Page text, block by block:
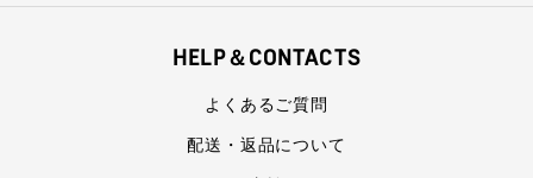
HELP＆CONTACTS
よくあるご質問
配送・返品について